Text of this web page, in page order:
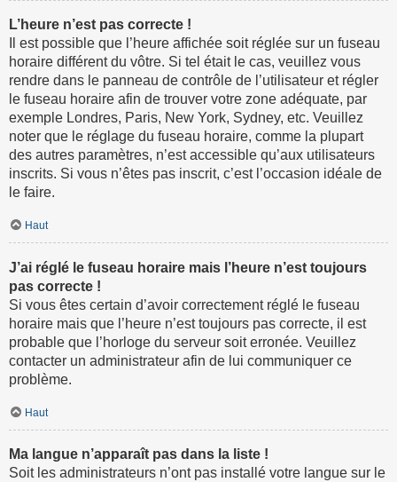
L’heure n’est pas correcte !
Il est possible que l’heure affichée soit réglée sur un fuseau
horaire différent du vôtre. Si tel était le cas, veuillez vous
rendre dans le panneau de contrôle de l’utilisateur et régler
le fuseau horaire afin de trouver votre zone adéquate, par
exemple Londres, Paris, New York, Sydney, etc. Veuillez
noter que le réglage du fuseau horaire, comme la plupart
des autres paramètres, n’est accessible qu’aux utilisateurs
inscrits. Si vous n’êtes pas inscrit, c’est l’occasion idéale de
le faire.
Haut
J’ai réglé le fuseau horaire mais l’heure n’est toujours
pas correcte !
Si vous êtes certain d’avoir correctement réglé le fuseau
horaire mais que l’heure n’est toujours pas correcte, il est
probable que l’horloge du serveur soit erronée. Veuillez
contacter un administrateur afin de lui communiquer ce
problème.
Haut
Ma langue n’apparaît pas dans la liste !
Soit les administrateurs n’ont pas installé votre langue sur le